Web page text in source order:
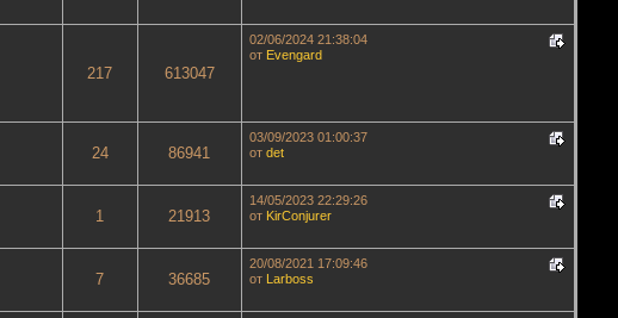
217 613047
02/06/2024 21:38:04
от Evengard
24 86941
03/09/2023 01:00:37
отdet
1 21913
14/05/2023 22:29:26
от KirConjurer
7 36685
20/08/2021 17:09:46
от Lаrboss